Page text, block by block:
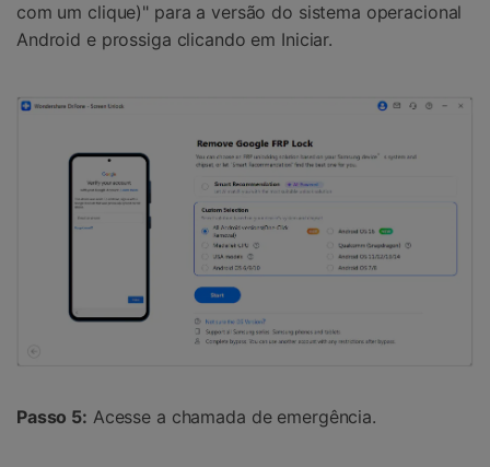
com um clique)" para a versão do sistema operacional
Android e prossiga clicando em Iniciar.
Passo 5: Acesse a chamada de emergência.